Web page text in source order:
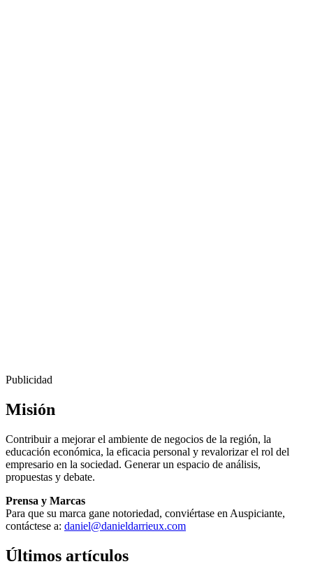
Publicidad
Misión
Contribuir a mejorar el ambiente de negocios de la región, la
educación económica, la eficacia personal y revalorizar el rol del
empresario en la sociedad. Generar un espacio de análisis,
propuestas y debate.
Prensa y Marcas
Para que su marca gane notoriedad, conviértase en Auspiciante,
contáctese a: daniel@danieldarrieux.com
Últimos artículos